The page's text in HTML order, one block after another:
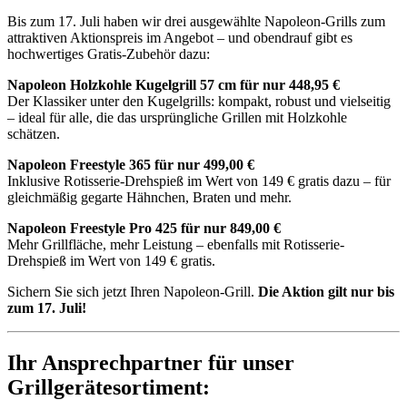
Bis zum 17. Juli haben wir drei ausgewählte Napoleon-Grills zum
attraktiven Aktionspreis im Angebot – und obendrauf gibt es
hochwertiges Gratis-Zubehör dazu:
Napoleon Holzkohle Kugelgrill 57 cm für nur 448,95 €
Der Klassiker unter den Kugelgrills: kompakt, robust und vielseitig
– ideal für alle, die das ursprüngliche Grillen mit Holzkohle
schätzen.
Napoleon Freestyle 365 für nur 499,00 €
Inklusive Rotisserie-Drehspieß im Wert von 149 € gratis dazu – für
gleichmäßig gegarte Hähnchen, Braten und mehr.
Napoleon Freestyle Pro 425 für nur 849,00 €
Mehr Grillfläche, mehr Leistung – ebenfalls mit Rotisserie-
Drehspieß im Wert von 149 € gratis.
Sichern Sie sich jetzt Ihren Napoleon-Grill. Die Aktion gilt nur bis
zum 17. Juli!
Ihr Ansprechpartner für unser
Grillgerätesortiment: